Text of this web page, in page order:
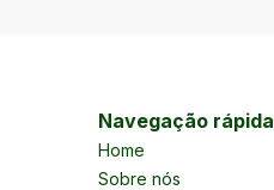
Navegação rápida
Home
Sobre nós